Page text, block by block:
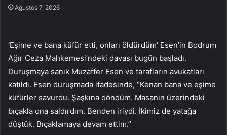
Ağustos 7, 2026
‘Eşime ve bana küfür etti, onları öldürdüm’ Esen’in Bodrum
Ağır Ceza Mahkemesi’ndeki davası bugün başladı.
Duruşmaya sanık Muzaffer Esen ve tarafların avukatları
katıldı. Esen duruşmada ifadesinde, “Kenan bana ve eşime
küfürler savurdu. Şaşkına döndüm. Masanın üzerindeki
bıçakla ona saldırdım. Benden iriydi. İkimiz de yatağa
düştük. Bıçaklamaya devam ettim.”